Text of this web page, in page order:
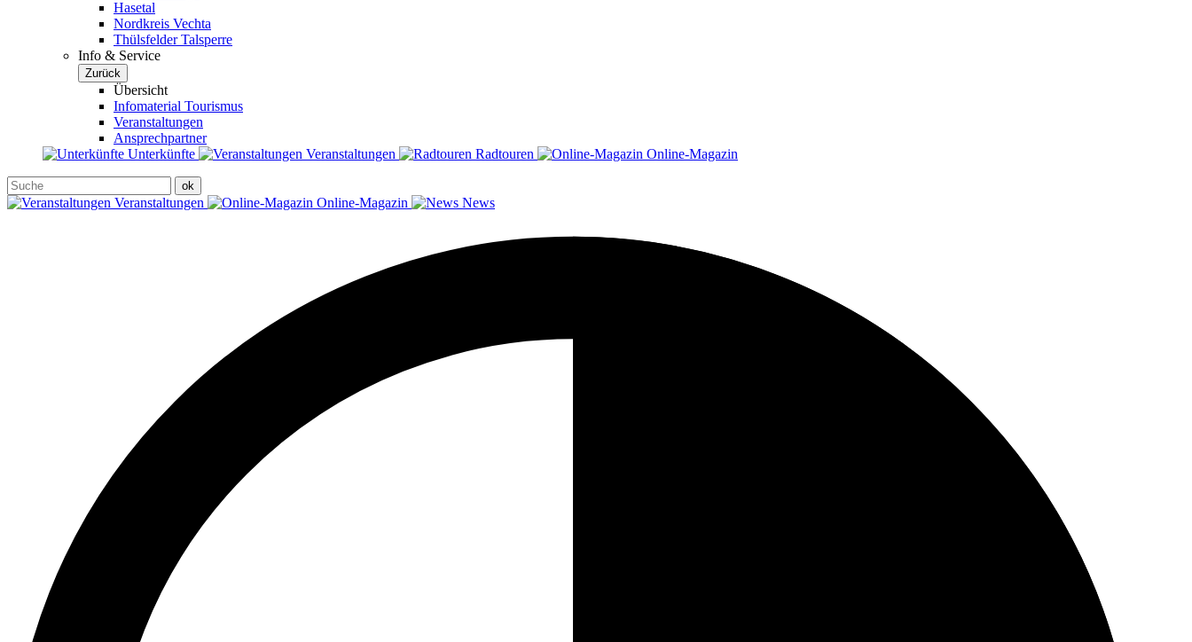
Hasetal
Nordkreis Vechta
Thülsfelder Talsperre
Info & Service
Zurück
Übersicht
Infomaterial Tourismus
Veranstaltungen
Ansprechpartner
Unterkünfte
Veranstaltungen Radtouren Online-Magazin
Veranstaltungen Online-Magazin News